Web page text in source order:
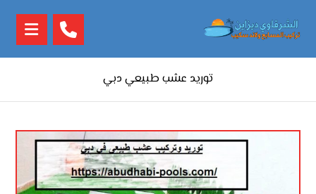
توريد عشب طبيعي دبي